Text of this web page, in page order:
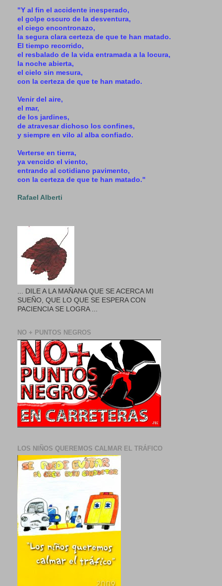
"Y al fin el accidente inesperado,
el golpe oscuro de la desventura,
el ciego encontronazo,
la segura clara certeza de que te han matado.
El tiempo recorrido,
el resbalado de la vida entramada a la locura,
la noche abierta,
el cielo sin mesura,
con la certeza de que te han matado.
Venir del aire,
el mar,
de los jardines,
de atravesar dichoso los confines,
y siempre en vilo al alba confiado.
Verterse en tierra,
ya vencido el viento,
entrando al cotidiano pavimento,
con la certeza de que te han matado."
Rafael Alberti
... DILE A LA MAÑANA QUE SE ACERCA MI
SUEÑO, QUE LO QUE SE ESPERA CON
PACIENCIA SE LOGRA ...
NO + PUNTOS NEGROS
LOS NIÑOS QUEREMOS CALMAR EL TRÁFICO